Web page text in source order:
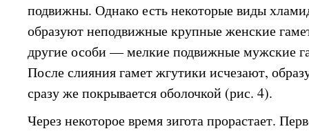
подвижны. Однако есть некоторые виды
образуют неподвижные крупные женские
другие особи — мелкие подвижные мужские
После слияния гамет жгутики исчезают,
сразу же покрывается оболочкой (рис. 4).
Через некоторое время зигота прорастает.